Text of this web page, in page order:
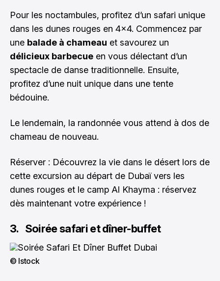
Pour les noctambules, profitez d’un safari unique
dans les dunes rouges en 4x4. Commencez par
une balade à chameau et savourez un
délicieux barbecue en vous délectant d’un
spectacle de danse traditionnelle. Ensuite,
profitez d’une nuit unique dans une tente
bédouine.
Le lendemain, la randonnée vous attend à dos de
chameau de nouveau.
Réserver : Découvrez la vie dans le désert lors de
cette excursion au départ de Dubaï vers les
dunes rouges et le camp Al Khayma : réservez
dès maintenant votre expérience !
3. Soirée safari et dîner-buffet
© Istock